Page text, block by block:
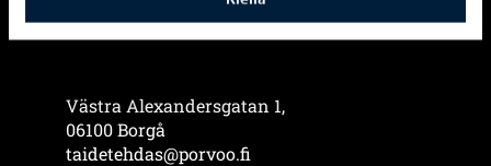
Västra Alexandersgatan 1,
06100 Borgå
taidetehdas@porvoo.fi